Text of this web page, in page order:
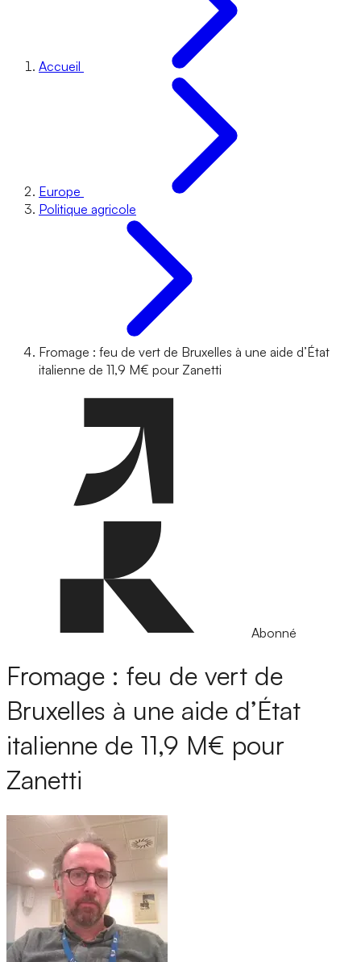
Accueil
Europe
Politique agricole
Fromage : feu de vert de Bruxelles à une aide d’État
italienne de 11,9 M€ pour Zanetti
Abonné
Fromage : feu de vert de
Bruxelles à une aide d’État
italienne de 11,9 M€ pour
Zanetti